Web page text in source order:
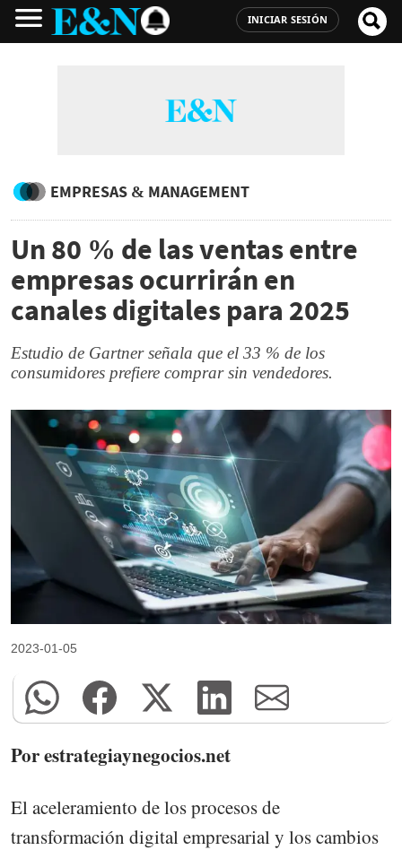
INICIAR SESIÓN
EMPRESAS & MANAGEMENT
Un 80 % de las ventas entre
empresas ocurrirán en
canales digitales para 2025
Estudio de Gartner señala que el 33 % de los
consumidores prefiere comprar sin vendedores.
2023-01-05
Por estrategiaynegocios.net
El aceleramiento de los procesos de
transformación digital empresarial y los cambios